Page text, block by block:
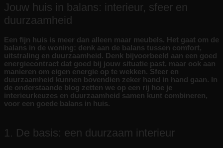
Jouw huis in balans: interieur, sfeer en
duurzaamheid
Een fijn huis is meer dan alleen maar meubels. Het gaat om de
balans in de woning: denk aan de balans tussen comfort,
uitstraling en duurzaamheid. Denk bijvoorbeeld aan een goed
energiecontract dat goed bij jouw situatie past, maar ook aan
manieren om eigen energie op te wekken. Sfeer en
duurzaamheid kunnen bovendien zeker hand in hand gaan. In
de onderstaande blog zetten we op een rij hoe je
interieurkeuzes en duurzaamheid samen kunt combineren,
voor een goede balans in huis.
1. De basis: een duurzaam interieur